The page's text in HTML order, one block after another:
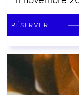
RÉSERVER